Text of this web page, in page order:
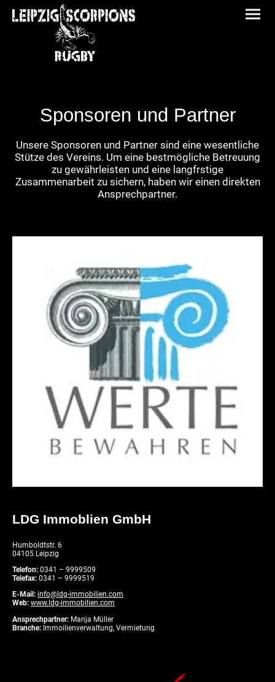
Sponsoren und Partner
Unsere Sponsoren und Partner sind eine wesentliche
Stütze des Vereins. Um eine bestmögliche Betreuung
zu gewährleisten und eine langfrstige
Zusammenarbeit zu sichern, haben wir einen direkten
Ansprechpartner.
LDG Immoblien GmbH
Humboldtstr. 6
04105 Leipzig
Telefon: 0341 – 9999509
Telefax: 0341 – 9999519
E-Mail: info@ldg-immobilien.com
Web: www.ldg-immobilien.com
Ansprechpartner: Manja Müller
Branche: Immoilienverwaltung, Vermietung